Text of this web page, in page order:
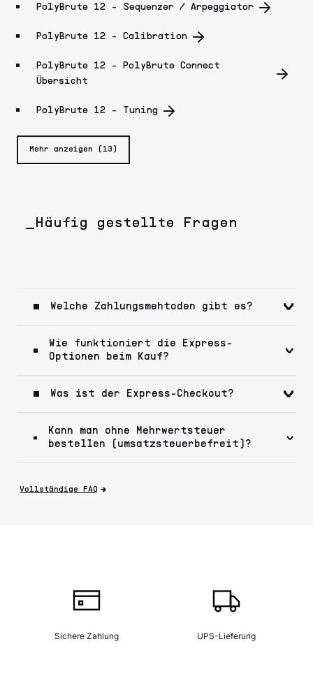
PolyBrute 12 - Sequenzer / Arpeggiator
PolyBrute 12 - Calibration
PolyBrute 12 - PolyBrute Connect
Übersicht
PolyBrute 12 - Tuning
Mehr anzeigen (13)
_Häufig gestellte Fragen
Welche Zahlungsmehtoden gibt es?
Wie funktioniert die Express-
Optionen beim Kauf?
Was ist der Express-Checkout?
Kann man ohne Mehrwertsteuer
bestellen (umsatzsteuerbefreit)?
Vollständige FAQ
Sichere Zahlung UPS-Lieferung